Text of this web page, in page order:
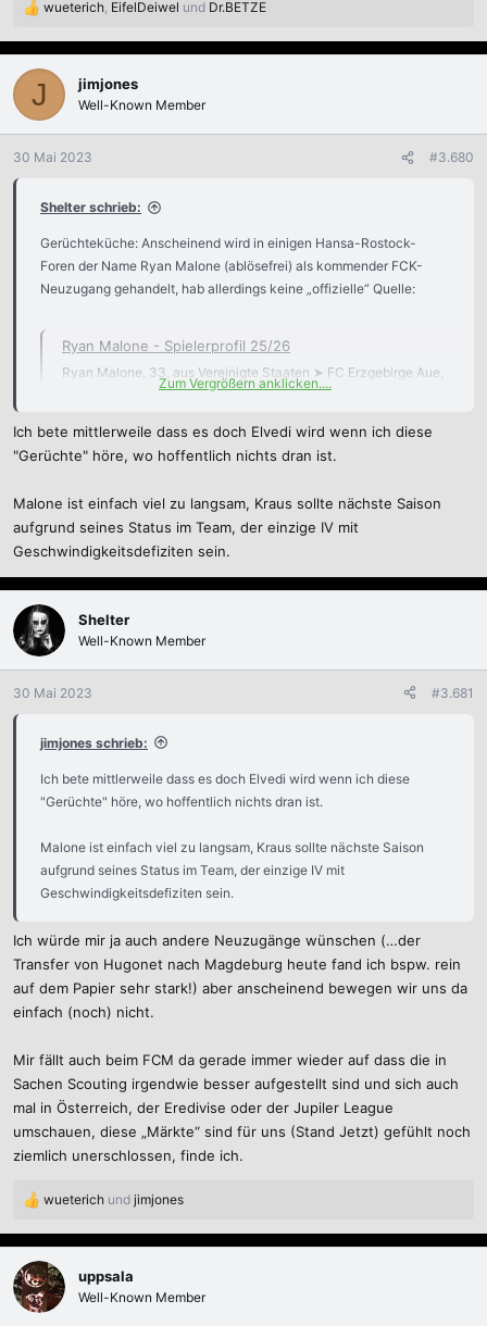
R
a
k
i
o
n
wueterich, EifelDeiwel und Dr.BETZE
J jimjones
Well-Known Member
30 Mai 2023 #3.680
Shelter schrieb:
Gerüchteküche: Anscheinend wird in einigen Hansa-Rostock-
Foren der Name Ryan Malone (ablösefrei) als kommender FCK-
Neuzugang gehandelt, hab allerdings keine „offizielle“ Quelle:
Ryan Malone - Spielerprofil 25/26
Ryan Malone, 33, aus Vereinigte Staaten ➤ FC Erzgebirge Aue,
seit 2025 ➤ Innenverteidiger ➤ Marktwert: 175 Tsd. € ➤ *
Und ja, das ist der mit den „weiten Einwürfen“ wie Harald Katemann
damals zu seinen besten Zeiten bei der Düsseldorfer Fortuna.
Hier ein altes Video von Malone, damals noch beim VFB Lübeck:
Ryan Malone: Der beste Einwerfer im deutschen
Zum Vergrößern anklicken....
Ich bete mittlerweile dass es doch Elvedi wird wenn ich diese
"Gerüchte" höre, wo hoffentlich nichts dran ist.
Malone ist einfach viel zu langsam, Kraus sollte nächste Saison
aufgrund seines Status im Team, der einzige IV mit
Geschwindigkeitsdefiziten sein.
Shelter
Well-Known Member
30 Mai 2023 #3.681
jimjones schrieb:
Ich bete mittlerweile dass es doch Elvedi wird wenn ich diese
"Gerüchte" höre, wo hoffentlich nichts dran ist.
Malone ist einfach viel zu langsam, Kraus sollte nächste Saison
aufgrund seines Status im Team, der einzige IV mit
Geschwindigkeitsdefiziten sein.
Ich würde mir ja auch andere Neuzugänge wünschen (…der
Transfer von Hugonet nach Magdeburg heute fand ich bspw. rein
auf dem Papier sehr stark!) aber anscheinend bewegen wir uns da
einfach (noch) nicht.
Mir fällt auch beim FCM da gerade immer wieder auf dass die in
Sachen Scouting irgendwie besser aufgestellt sind und sich auch
mal in Österreich, der Eredivise oder der Jupiler League
umschauen, diese „Märkte“ sind für uns (Stand Jetzt) gefühlt noch
ziemlich unerschlossen, finde ich.
R
a
k
t
i
wueterich und jimjones
uppsala
Well-Known Member